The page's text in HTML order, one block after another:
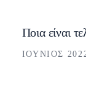
Ποια είναι
ΙΟΎΝΙΟΣ